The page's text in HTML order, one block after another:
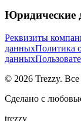
Юридические
Реквизиты
данныхПолитика
данных
© 2026 Trezzy.
Сделано с
trezzy